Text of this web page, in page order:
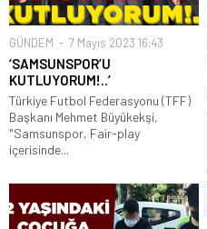
GÜNDEM 7 Mayıs 2023 16:43
‘SAMSUNSPOR’U
KUTLUYORUM!..’
Türkiye Futbol Federasyonu (TFF)
Başkanı Mehmet Büyükekşi,
"Samsunspor, Fair-play
içerisinde...